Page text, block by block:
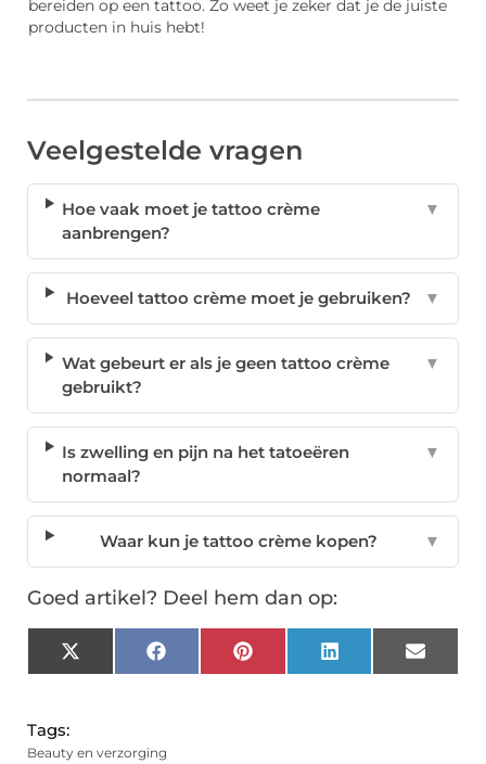
bereiden op een tattoo. Zo weet je zeker dat je de juiste
producten in huis hebt!
Veelgestelde vragen
Hoe vaak moet je tattoo crème
aanbrengen?
▼
Hoeveel tattoo crème moet je gebruiken? ▼
Wat gebeurt er als je geen tattoo crème
gebruikt?
▼
Is zwelling en pijn na het tatoeëren
normaal?
▼
Waar kun je tattoo crème kopen? ▼
Goed artikel? Deel hem dan op:
X
(Twitter)
FacebookPinterest LinkedIn Email
Tags:
Beauty en verzorging